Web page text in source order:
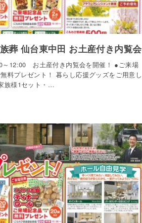
葬 仙台東中田 お土産付き内覧会
～12:00 お土産付き内覧会を開催！ ●ご来場
料プレゼント！ 暮らし応援グッズをご用意し
族様1セット・…